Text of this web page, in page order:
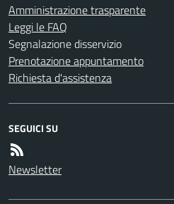
Amministrazione trasparente
Leggi le FAQ
Segnalazione disservizio
Prenotazione appuntamento
Richiesta d'assistenza
SEGUICI SU
Newsletter